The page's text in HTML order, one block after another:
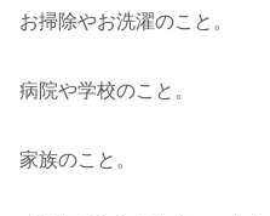
お掃除やお洗濯のこと。
病院や学校のこと。
家族のこと。